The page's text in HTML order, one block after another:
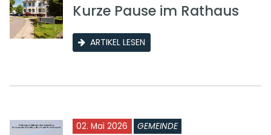
Kurze Pause im Rathaus
ARTIKEL LESEN
02. Mai 2026 GEMEINDE